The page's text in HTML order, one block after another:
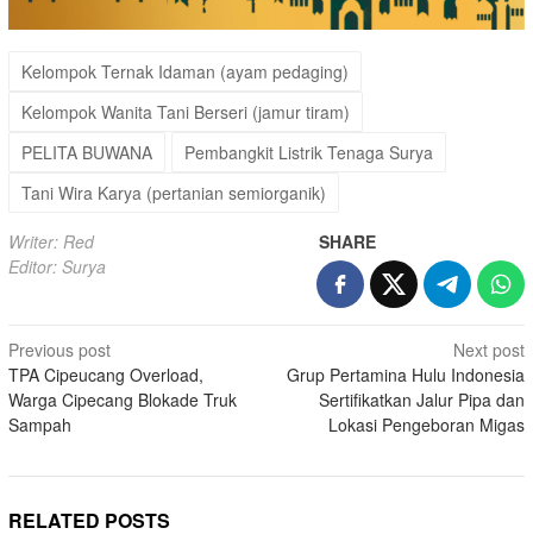
Kelompok Ternak Idaman (ayam pedaging)
Kelompok Wanita Tani Berseri (jamur tiram)
PELITA BUWANA
Pembangkit Listrik Tenaga Surya
Tani Wira Karya (pertanian semiorganik)
Writer: Red
Editor: Surya
SHARE
Post
navigation
Previous post
TPA Cipeucang Overload,
Warga Cipecang Blokade Truk
Sampah
Next post
Grup Pertamina Hulu Indonesia
Sertifikatkan Jalur Pipa dan
Lokasi Pengeboran Migas
RELATED POSTS